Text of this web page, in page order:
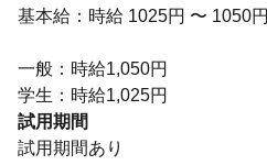
基本給：時給 1025円 〜 1050円
一般：時給1,050円
学生：時給1,025円
試用期間
試用期間あり